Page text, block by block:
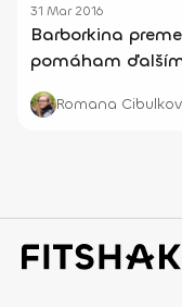
31 Mar 2016
Barborkina
pomáham
Romana